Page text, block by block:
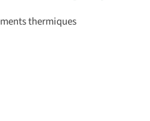
thermiques